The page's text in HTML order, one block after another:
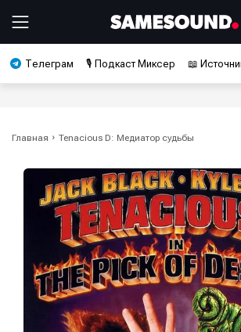
Телеграм 🎙️ Подкаст Миксер 📖
Главная Tenacious D: Медиатор судьбы